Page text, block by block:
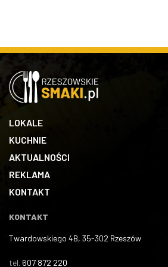
LOKALE
KUCHNIE
AKTUALNOŚCI
REKLAMA
KONTAKT
KONTAKT
Twardowskiego 4B, 35-302 Rzeszów
tel. 607 872 220